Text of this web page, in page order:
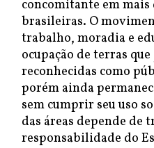
concomitante em mais
brasileiras. O
trabalho, moradia e
ocupação de terras
reconhecidas como
porém ainda
sem cumprir seu uso
das áreas depende de
responsabilidade do